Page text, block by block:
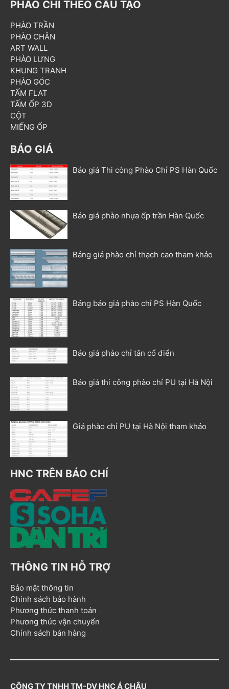
PHÀO CHỈ THEO CẤU TẠO
PHÀO TRẦN
PHÀO CHÂN
ART WALL
PHÀO LƯNG
KHUNG TRANH
PHÀO GÓC
TẤM FLAT
TẤM ỐP 3D
CỘT
MIẾNG ỐP
BÁO GIÁ
Báo giá Thi công Phào Chỉ PS Hàn Quốc
Báo giá phào nhựa ốp trần Hàn Quốc
Bảng giá phào chỉ thạch cao tham khảo
Bảng báo giá phào chỉ PS Hàn Quốc
Báo giá phào chỉ tân cổ điển
Báo giá thi công phào chỉ PU tại Hà Nội
Giá phào chỉ PU tại Hà Nội tham khảo
HNC TRÊN BÁO CHÍ
THÔNG TIN HỖ TRỢ
Bảo mật thông tin
Chính sách bảo hành
Phương thức thanh toán
Phương thức vận chuyển
Chính sách bán hàng
CÔNG TY TNHH TM-DV HNC Á CHÂU